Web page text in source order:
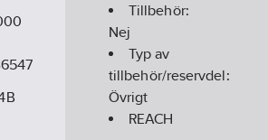
Tillbehör:
Nej
Typ av
tillbehör/reservdel:
Övrigt
REACH